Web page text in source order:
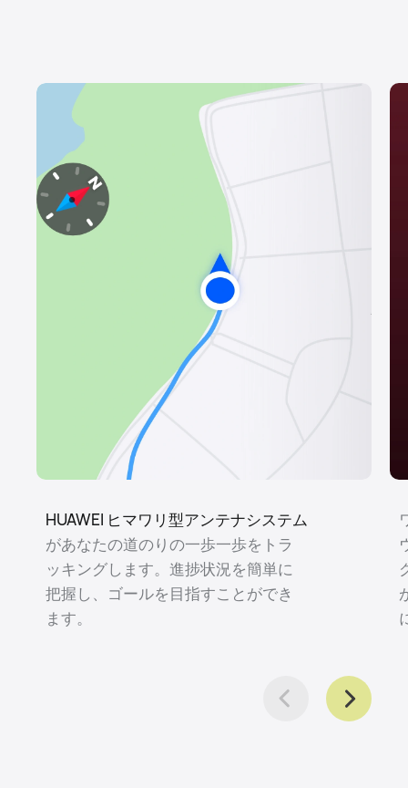
HUAWEI ヒマワリ型アンテナシステム
があなたの道のりの一歩一歩をトラ
ッキングします。進捗状況を簡単に
把握し、ゴールを目指すことができ
ます。